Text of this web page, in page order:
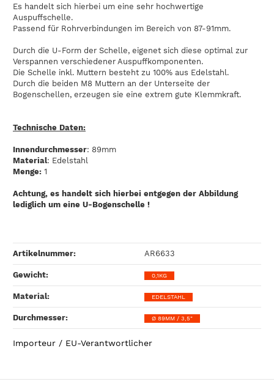
Es handelt sich hierbei um eine sehr hochwertige
Auspuffschelle.
Passend für Rohrverbindungen im Bereich von 87-91mm.
Durch die U-Form der Schelle, eigenet sich diese optimal zur
Verspannen verschiedener Auspuffkomponenten.
Die Schelle inkl. Muttern besteht zu 100% aus Edelstahl.
Durch die beiden M8 Muttern an der Unterseite der
Bogenschellen, erzeugen sie eine extrem gute Klemmkraft.
Technische Daten:
Innendurchmesser: 89mm
Material: Edelstahl
Menge: 1
Achtung, es handelt sich hierbei entgegen der Abbildung
lediglich um eine U-Bogenschelle !
Artikelnummer: AR6633
Gewicht‍: 0,1KG
Material‍: EDELSTAHL
Durchmesser‍: Ø 89MM / 3,5"
Importeur / EU-Verantwortlicher